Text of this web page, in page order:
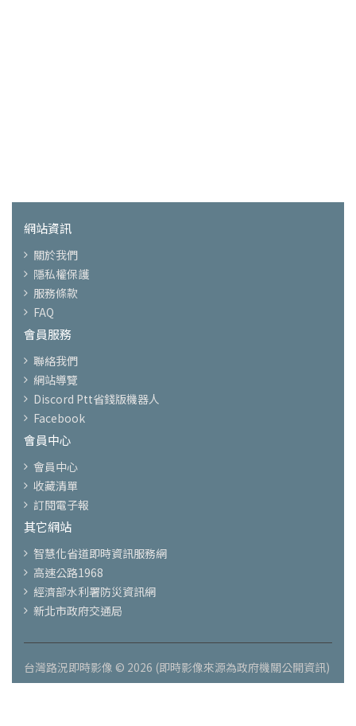
網站資訊
關於我們
隱私權保護
服務條款
FAQ
會員服務
聯絡我們
網站導覽
Discord Ptt省錢版機器人
Facebook
會員中心
會員中心
收藏清單
訂閱電子報
其它網站
智慧化省道即時資訊服務網
高速公路1968
經濟部水利署防災資訊網
新北市政府交通局
台灣路況即時影像 © 2026 (即時影像來源為政府機關公開資訊)